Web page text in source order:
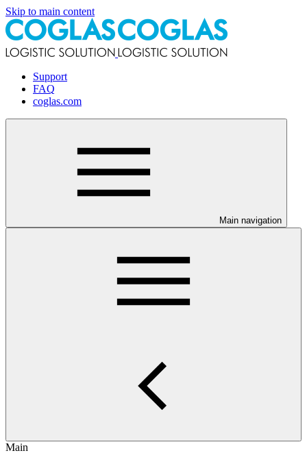
Skip to main content
Support
FAQ
coglas.com
Main navigation
Main